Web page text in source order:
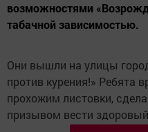
возможностями
табачной зависимостью.
Они вышли на улицы
против курения!» Ребята
прохожим листовки,
призывом вести